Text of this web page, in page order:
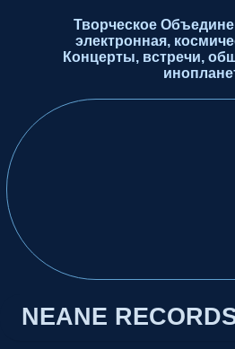
Творческое
электронная,
Концерты, встречи,
NEANE